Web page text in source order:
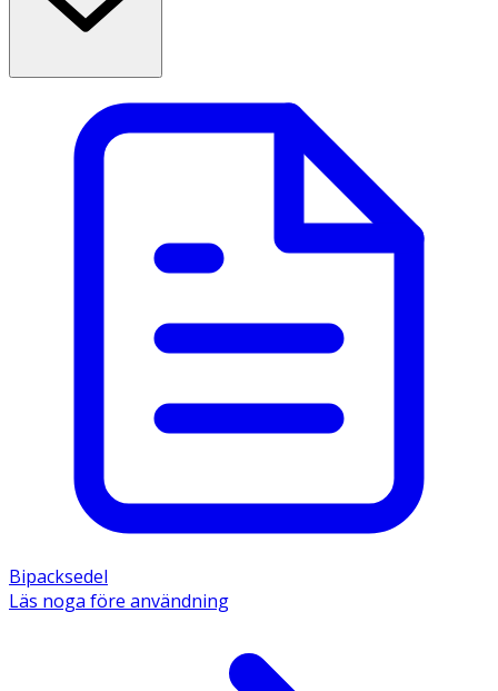
Bipacksedel
Läs noga före användning